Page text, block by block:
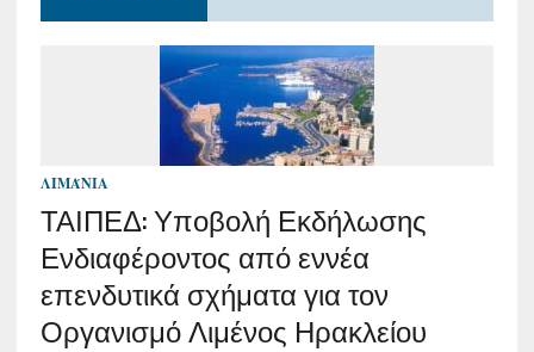
ΛΙΜΆΝΙΑ
ΤΑΙΠΕΔ: Υποβολή Εκδήλωσης
Ενδιαφέροντος από εννέα
επενδυτικά σχήματα για τον
Οργανισμό Λιμένος Ηρακλείου